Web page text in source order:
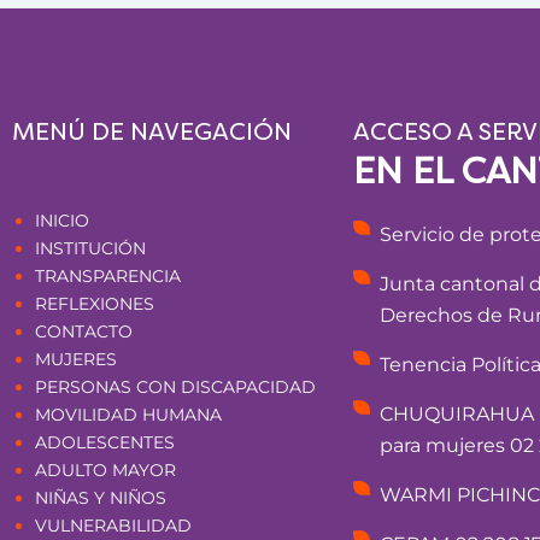
MENÚ DE NAVEGACIÓN
INICIO
INSTITUCIÓN
TRANSPARENCIA
REFLEXIONES
CONTACTO
MUJERES
PERSONAS CON DISCAPACIDAD
MOVILIDAD HUMANA
ADOLESCENTES
ADULTO MAYOR
NIÑAS Y NIÑOS
VULNERABILIDAD
ACCESO A
EN EL
Servicio de
Junta cantonal
Derechos de
Tenencia
para mujeres 02
WARMI